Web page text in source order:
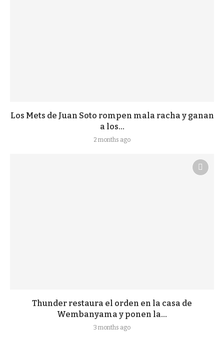
Los Mets de Juan Soto rompen mala racha y ganan
a los...
2 months ago
Thunder restaura el orden en la casa de
Wembanyama y ponen la...
3 months ago